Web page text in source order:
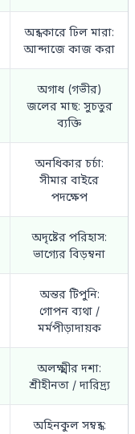
অন্ধকারে ঢিল মারা:
আন্দাজে কাজ করা
অগাধ (গভীর)
জলের মাছ: সুচতুর
ব্যক্তি
অনধিকার চর্চা:
সীমার বাইরে
পদক্ষেপ
অদৃষ্টের পরিহাস:
ভাগ্যের বিড়ম্বনা
অন্তর টিপুনি:
গোপন ব্যথা /
মর্মপীড়াদায়ক
অলক্ষ্মীর দশা:
শ্রীহীনতা / দারিদ্র্য
অহিনকুল সম্বন্ধ: